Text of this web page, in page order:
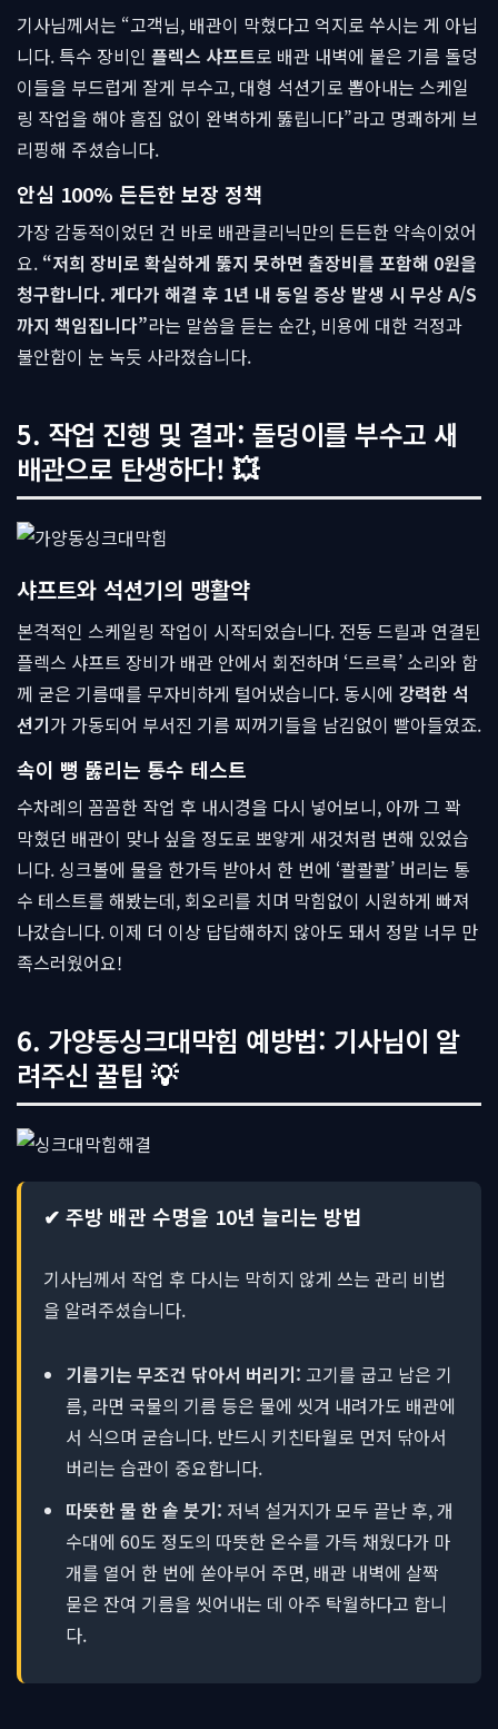
기사님께서는 “고객님, 배관이 막혔다고 억지로 쑤시는 게 아닙
니다. 특수 장비인 플렉스 샤프트로 배관 내벽에 붙은 기름 돌덩
이들을 부드럽게 잘게 부수고, 대형 석션기로 뽑아내는 스케일
링 작업을 해야 흠집 없이 완벽하게 뚫립니다”라고 명쾌하게 브
리핑해 주셨습니다.
안심 100% 든든한 보장 정책
가장 감동적이었던 건 바로 배관클리닉만의 든든한 약속이었어
요. “저희 장비로 확실하게 뚫지 못하면 출장비를 포함해 0원을
청구합니다. 게다가 해결 후 1년 내 동일 증상 발생 시 무상 A/S
까지 책임집니다”라는 말씀을 듣는 순간, 비용에 대한 걱정과
불안함이 눈 녹듯 사라졌습니다.
5. 작업 진행 및 결과: 돌덩이를 부수고 새
배관으로 탄생하다! 💥
샤프트와 석션기의 맹활약
본격적인 스케일링 작업이 시작되었습니다. 전동 드릴과 연결된
플렉스 샤프트 장비가 배관 안에서 회전하며 ‘드르륵’ 소리와 함
께 굳은 기름때를 무자비하게 털어냈습니다. 동시에 강력한 석
션기가 가동되어 부서진 기름 찌꺼기들을 남김없이 빨아들였죠.
속이 뻥 뚫리는 통수 테스트
수차례의 꼼꼼한 작업 후 내시경을 다시 넣어보니, 아까 그 꽉
막혔던 배관이 맞나 싶을 정도로 뽀얗게 새것처럼 변해 있었습
니다. 싱크볼에 물을 한가득 받아서 한 번에 ‘콸콸콸’ 버리는 통
수 테스트를 해봤는데, 회오리를 치며 막힘없이 시원하게 빠져
나갔습니다. 이제 더 이상 답답해하지 않아도 돼서 정말 너무 만
족스러웠어요!
6. 가양동싱크대막힘 예방법: 기사님이 알
려주신 꿀팁 💡
✔ 주방 배관 수명을 10년 늘리는 방법
기사님께서 작업 후 다시는 막히지 않게 쓰는 관리 비법
을 알려주셨습니다.
기름기는 무조건 닦아서 버리기: 고기를 굽고 남은 기
름, 라면 국물의 기름 등은 물에 씻겨 내려가도 배관에
서 식으며 굳습니다. 반드시 키친타월로 먼저 닦아서
버리는 습관이 중요합니다.
따뜻한 물 한 솥 붓기: 저녁 설거지가 모두 끝난 후, 개
수대에 60도 정도의 따뜻한 온수를 가득 채웠다가 마
개를 열어 한 번에 쏟아부어 주면, 배관 내벽에 살짝
묻은 잔여 기름을 씻어내는 데 아주 탁월하다고 합니
다.